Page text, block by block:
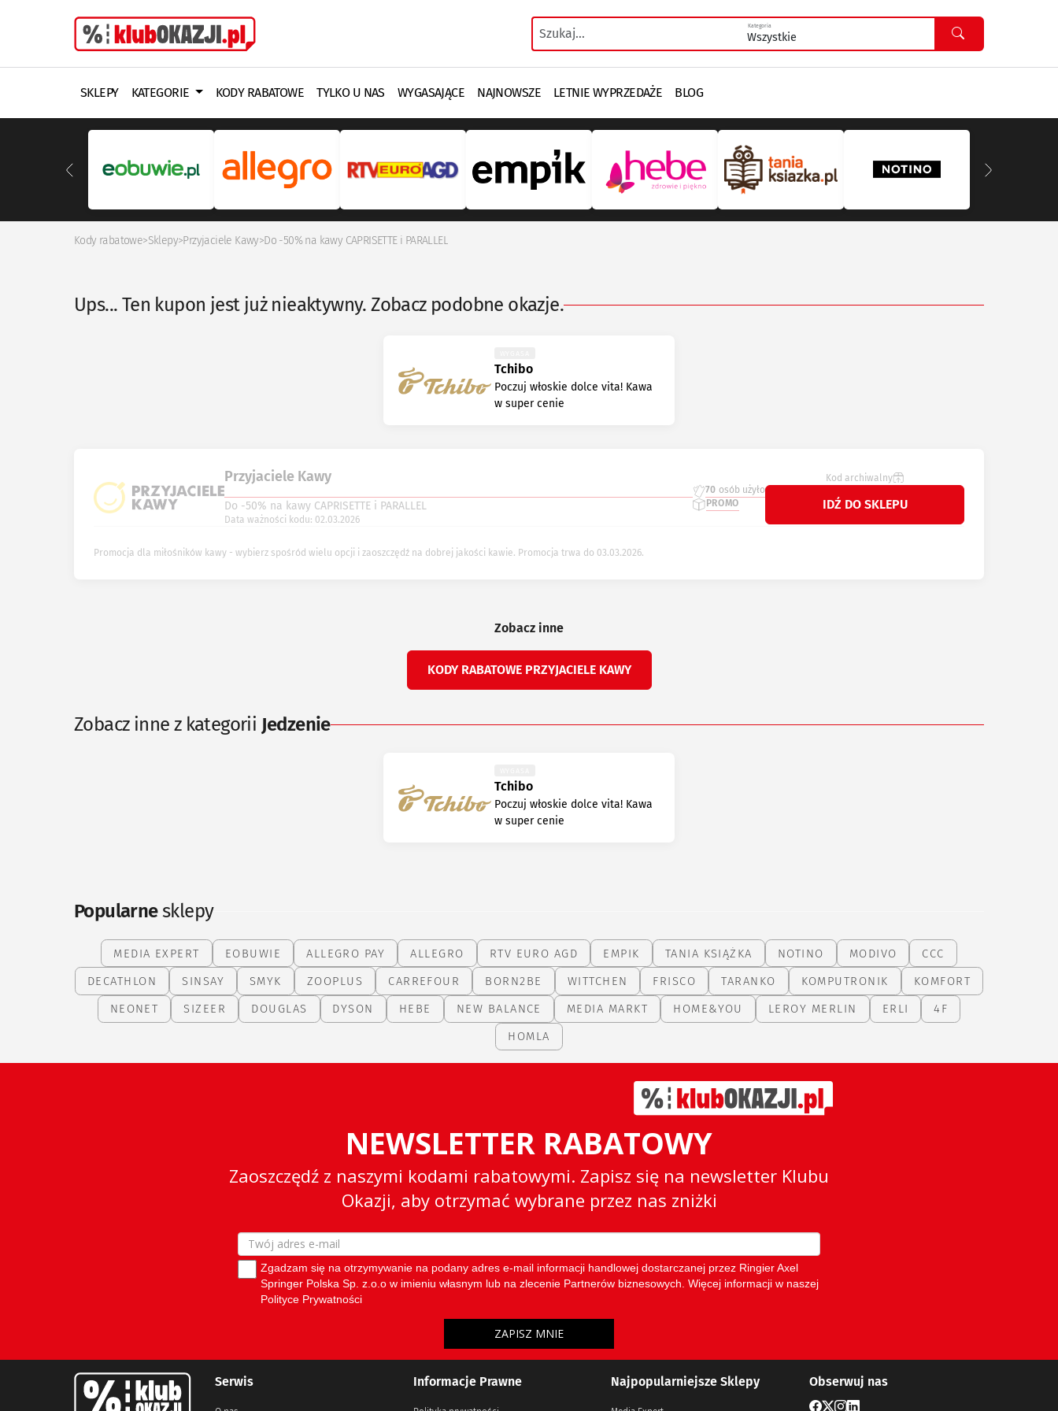
Kategoria
SKLEPY KATEGORIE KODY RABATOWE TYLKO U NAS WYGASAJĄCE NAJNOWSZE LETNIE WYPRZEDAŻE BLOG
Kody rabatowe>Sklepy>Przyjaciele Kawy>Do -50% na kawy CAPRISETTE i PARALLEL
Ups... Ten kupon jest już nieaktywny. Zobacz podobne okazje.
Tchibo
Poczuj włoskie dolce vita! Kawa
w super cenie
Przyjaciele Kawy
Do -50% na kawy CAPRISETTE i PARALLEL
Data ważności kodu: 02.03.2026
70 osób użyło
PROMO
Kod archiwalny
IDŹ DO SKLEPU
Promocja dla miłośników kawy - wybierz spośród wielu opcji i zaoszczędź na dobrej jakości kawie. Promocja trwa do 03.03.2026.
Zobacz inne
KODY RABATOWE PRZYJACIELE KAWY
Zobacz inne z kategorii Jedzenie
Tchibo
Poczuj włoskie dolce vita! Kawa
w super cenie
Popularnesklepy
MEDIA EXPERT EOBUWIE ALLEGRO PAY ALLEGRO RTV EURO AGD EMPIK TANIA KSIĄŻKA NOTINO MODIVO
CCC
DECATHLON
SINSAY SMYK ZOOPLUS CARREFOUR BORN2BE WITTCHEN FRISCO TARANKO KOMPUTRONIK
KOMFORT
NEONET
SIZEER DOUGLAS DYSON HEBE NEW BALANCE MEDIA MARKT HOME&YOU LEROY MERLIN ERLI
4F
HOMLA
Serwis Informacje Prawne Najpopularniejsze Sklepy Obserwuj nas